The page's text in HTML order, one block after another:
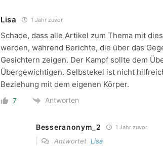
Lisa 1 Jahr zuvor
Schade, dass alle Artikel zum Thema mit
werden, während Berichte, die über das
Gesichtern zeigen. Der Kampf sollte dem
Übergewichtigen. Selbstekel ist nicht
Beziehung mit dem eigenen Körper.
7 Antworten
Besseranonym_2 1 Jahr zuvor
Antwortet Lisa